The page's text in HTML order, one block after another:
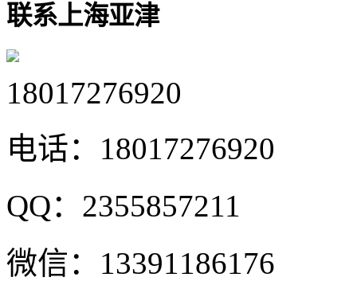
联系上海亚津
18017276920
电话： 18017276920
QQ： 2355857211
微信： 13391186176